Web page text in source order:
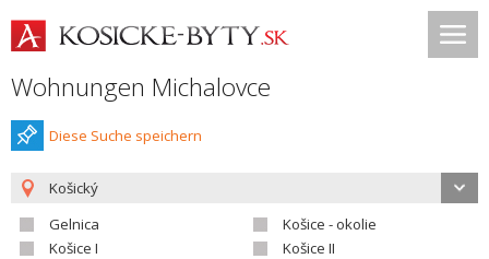
Wohnungen Michalovce
Diese Suche speichern
Košický
Gelnica
Košice - okolie
Košice I
Košice II